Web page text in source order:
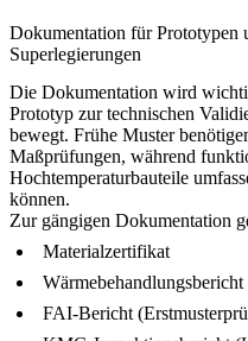
Dokumentation für Prototypen
Superlegierungen
Die Dokumentation wird
Prototyp zur technischen
bewegt. Frühe Muster
Maßprüfungen, während
Hochtemperaturbauteile
können.
Zur gängigen Dokumentation
Materialzertifikat
Wärmebehandlungsbericht
FAI-Bericht